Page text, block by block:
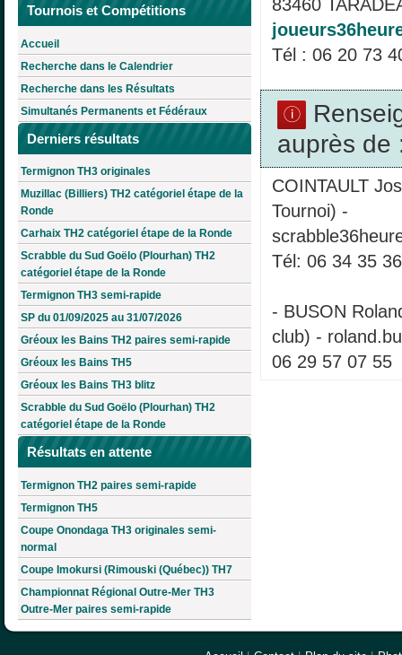
Tournois et Compétitions
Accueil
Recherche dans le Calendrier
Recherche dans les Résultats
Simultanés Permanents et Fédéraux
Derniers résultats
Termignon TH3 originales
Muzillac (Billiers) TH2 catégoriel étape de la
Ronde
Carhaix TH2 catégoriel étape de la Ronde
Scrabble du Sud Goëlo (Plourhan) TH2
catégoriel étape de la Ronde
Termignon TH3 semi-rapide
SP du 01/09/2025 au 31/07/2026
Gréoux les Bains TH2 paires semi-rapide
Gréoux les Bains TH5
Gréoux les Bains TH3 blitz
Scrabble du Sud Goëlo (Plourhan) TH2
catégoriel étape de la Ronde
Résultats en attente
Termignon TH2 paires semi-rapide
Termignon TH5
Coupe Onondaga TH3 originales semi-
normal
Coupe Imokursi (Rimouski (Québec)) TH7
Championnat Régional Outre-Mer TH3
Outre-Mer paires semi-rapide
83460
Tél : 06 20 73
auprès de
COINTAULT
Tournoi) -
Tél: 06 34 35
- BUSON
club) -
06 29 57 07 55